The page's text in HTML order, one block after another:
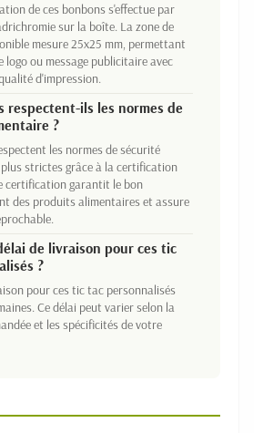
de ces bonbons s'effectue par
sur la boîte. La zone de
mesure 25x25 mm, permettant
logo ou message publicitaire avec
d'impression.
respectent-ils les normes de
?
les normes de sécurité
strictes grâce à la certification
certification garantit le bon
des produits alimentaires et assure
de livraison pour ces tic
?
pour ces tic tac personnalisés
Ce délai peut varier selon la
et les spécificités de votre